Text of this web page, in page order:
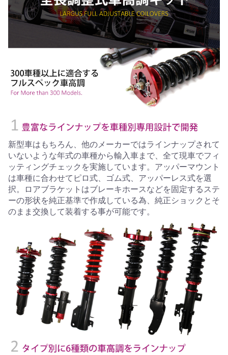
新型車はもちろん、他のメーカーではラインナップされて
いないような年式の車種から輸入車まで、全て現車でフィ
ッティングチェックを実施しています。アッパーマウント
は車種に合わせてピロ式、ゴム式、アッパーレス式を選
択。ロアブラケットはブレーキホースなどを固定するステ
ーの形状を純正基準で作成している為、純正ショックとそ
のまま交換して装着する事が可能です。